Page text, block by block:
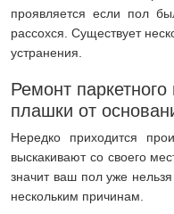
проявляется если пол
рассохся. Существует
устранения.
Ремонт
плашки от
Нередко приходится
выскакивают со своего
значит ваш пол уже
нескольким причинам.